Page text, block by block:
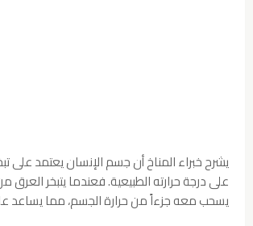
يشرح خبراء المناخ أن جسم الإنسان يعتمد على
على درجة حرارته الطبيعية. فعندما يتبخر العرق
يسحب معه جزءاً من حرارة الجسم، مما يساعد